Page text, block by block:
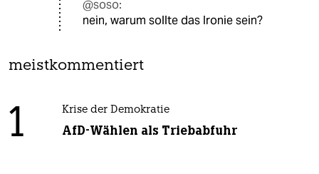
@soso:
nein, warum sollte das Ironie sein?
meistkommentiert
1 Krise der Demokratie
AfD-Wählen als Triebabfuhr